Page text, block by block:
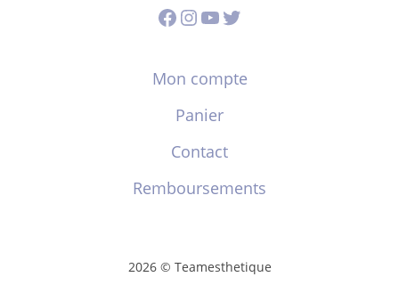
Facebook
Instagram
YouTube
Twitter
Mon compte
Panier
Contact
Remboursements
2026 © Teamesthetique